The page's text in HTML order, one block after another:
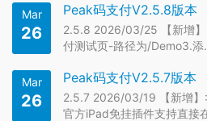
Mar
26
Peak码支付V2.5.8版本
2.5.8 2026/03/25 【新增】
付测试页-路径为/Demo3.
Mar
26
Peak码支付V2.5.7版本
2.5.7 2026/03/19 【新增】
官方iPad免挂插件支持直接